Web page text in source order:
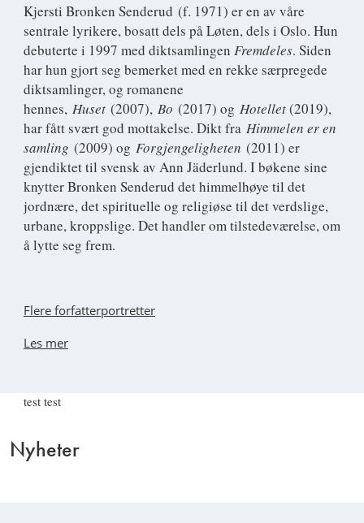
Kjersti Bronken Senderud (f. 1971) er en av våre
sentrale lyrikere, bosatt dels på Løten, dels i Oslo. Hun
debuterte i 1997 med diktsamlingen Fremdeles. Siden
har hun gjort seg bemerket med en rekke særpregede
diktsamlinger, og romanene
hennes, Huset (2007), Bo (2017) og Hotellet(2019),
har fått svært god mottakelse. Dikt fra Himmelen er en
samling (2009) og Forgjengeligheten (2011) er
gjendiktet til svensk av Ann Jäderlund. I bøkene sine
knytter Bronken Senderud det himmelhøye til det
jordnære, det spirituelle og religiøse til det verdslige,
urbane, kroppslige. Det handler om tilstedeværelse, om
å lytte seg frem.
Flere forfatterportretter
Les mer
test test
Nyheter